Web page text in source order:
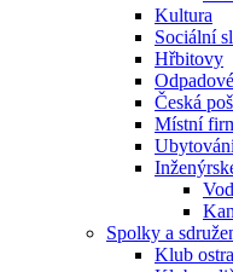
Kultura
Sociální
Hřbitovy
Česká
Místní
Spolky a
Klub